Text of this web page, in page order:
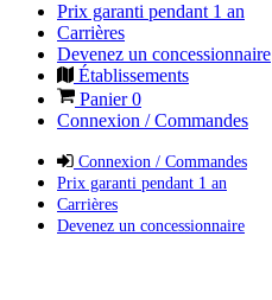
Prix garanti pendant 1 an
Carrières
Devenez un concessionnaire
Établissements
Panier0
Connexion / Commandes
Connexion / Commandes
Prix garanti pendant 1 an
Carrières
Devenez un concessionnaire